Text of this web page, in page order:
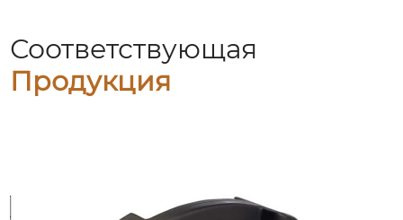
Соответствующая
Продукция